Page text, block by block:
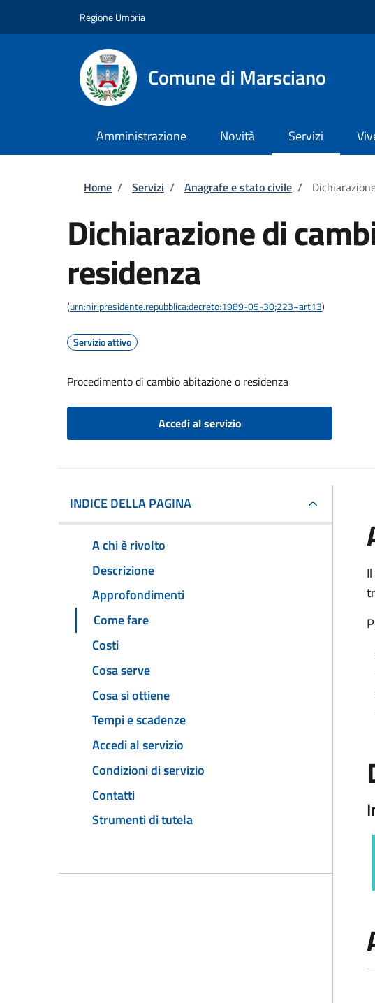
Regione Umbria
Comune di Marsciano
Amministrazione Novità Servizi
Briciole di pane
Home / Servizi / Anagrafe e stato civile /
Dichiarazione di
residenza
(urn:nir:presidente.repubblica:decreto:1989-05-30;223~art13)
Servizio attivo
Procedimento di cambio abitazione o residenza
Accedi al servizio
INDICE DELLA PAGINA
A chi è rivolto
Descrizione
Approfondimenti
Come fare
Costi
Cosa serve
Cosa si ottiene
Tempi e scadenze
Accedi al servizio
Condizioni di servizio
Contatti
Strumenti di tutela